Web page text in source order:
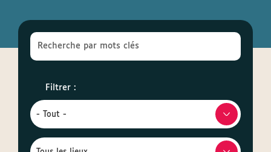
BLOC
DE
RECHERCHE
Filtrer :